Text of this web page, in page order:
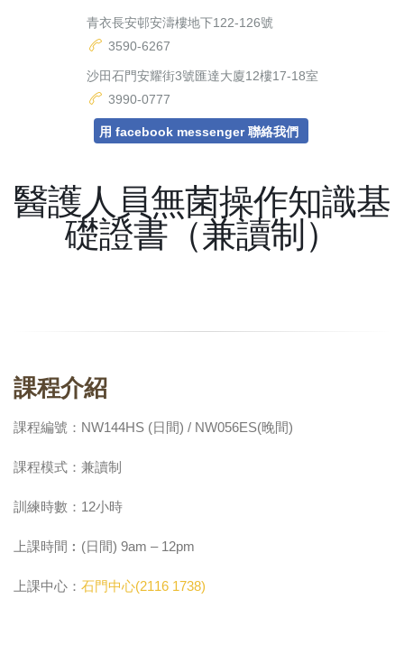
青衣長安邨安濤樓地下122-126號
3590-6267
沙田石門安耀街3號匯達大廈12樓17-18室
3990-0777
用 facebook messenger 聯絡我們
醫護人員無菌操作知識基
礎證書（兼讀制）
課程介紹
課程編號：NW144HS (日間) / NW056ES(晚間)
課程模式：兼讀制
訓練時數：12小時
上課時間︰(日間) 9am – 12pm
上課中心： 石門中心(2116 1738)